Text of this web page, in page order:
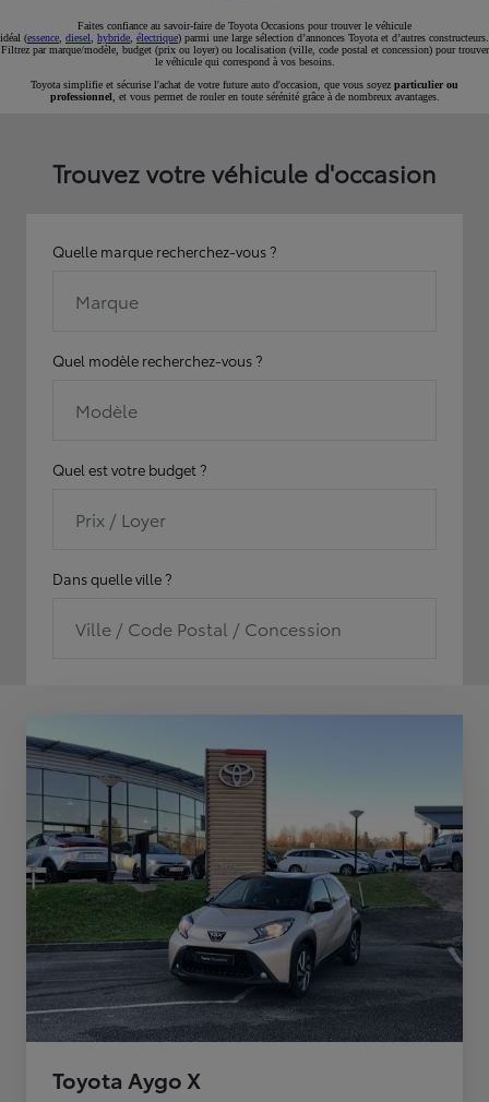
Faites confiance au savoir-faire de Toyota Occasions pour trouver le véhicule
idéal (essence diesel hybride électrique) parmi une large sélection d’annonces Toyota et d’autres constructeurs.
Filtrez par marque/modèle, budget (prix ou loyer) ou localisation (ville, code postal et concession) pour trouver
le véhicule qui correspond à vos besoins.
Toyota simplifie et sécurise l'achat de votre future auto d'occasion, que vous soyez particulier ou
professionnel , et vous permet de rouler en toute sérénité grâce à de nombreux avantages.
Trouvez votre véhicule d'occasion
Quelle marque recherchez-vous ?
Marque
Quel modèle recherchez-vous ?
Modèle
Quel est votre budget ?
Prix / Loyer
Dans quelle ville ?
Ville / Code Postal / Concession
Toyota Aygo X